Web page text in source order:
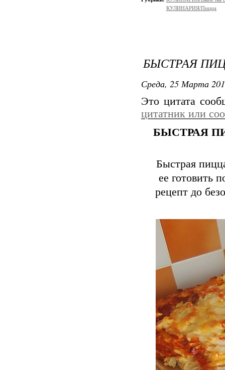
КУЛИНАРИЯ/Пицца
БЫСТРАЯ
Среда, 25 Марта
Это цитата
цитатник или
БЫСТРАЯ
Быстрая
ее готовить
рецепт до